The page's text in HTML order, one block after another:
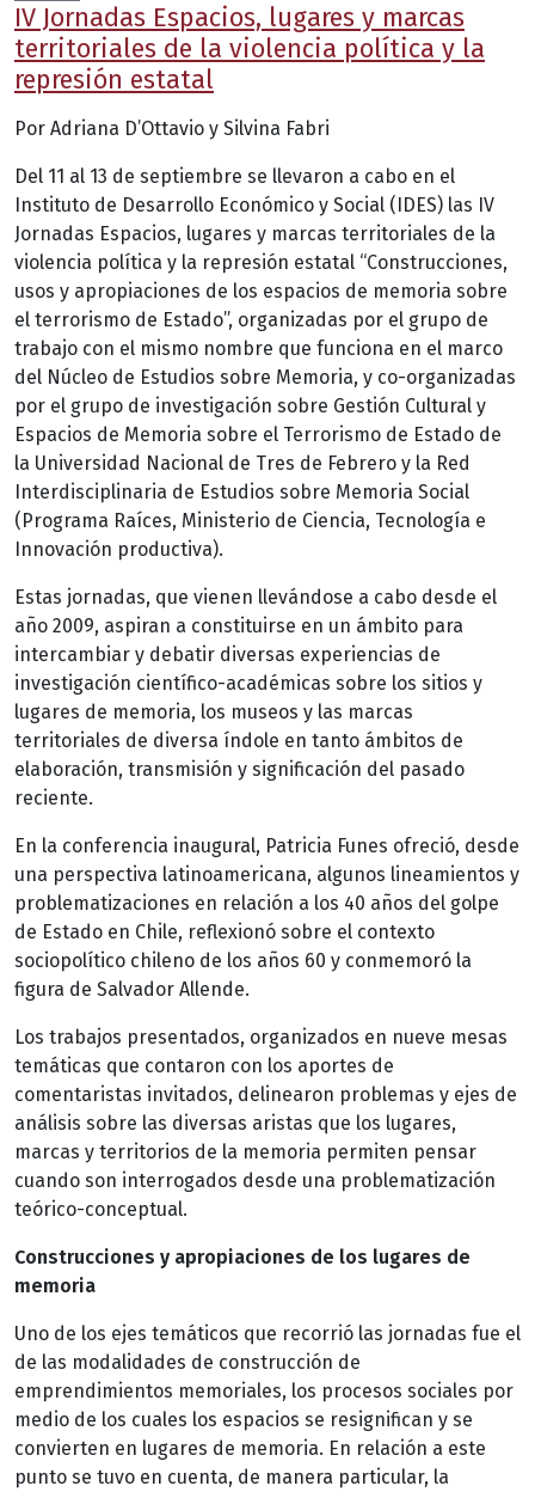
IV Jornadas Espacios, lugares y marcas
territoriales de la violencia política y la
represión estatal
Por Adriana D’Ottavio y Silvina Fabri
Del 11 al 13 de septiembre se llevaron a cabo en el
Instituto de Desarrollo Económico y Social (IDES) las IV
Jornadas Espacios, lugares y marcas territoriales de la
violencia política y la represión estatal “Construcciones,
usos y apropiaciones de los espacios de memoria sobre
el terrorismo de Estado”, organizadas por el grupo de
trabajo con el mismo nombre que funciona en el marco
del Núcleo de Estudios sobre Memoria, y co-organizadas
por el grupo de investigación sobre Gestión Cultural y
Espacios de Memoria sobre el Terrorismo de Estado de
la Universidad Nacional de Tres de Febrero y la Red
Interdisciplinaria de Estudios sobre Memoria Social
(Programa Raíces, Ministerio de Ciencia, Tecnología e
Innovación productiva).
Estas jornadas, que vienen llevándose a cabo desde el
año 2009, aspiran a constituirse en un ámbito para
intercambiar y debatir diversas experiencias de
investigación científico-académicas sobre los sitios y
lugares de memoria, los museos y las marcas
territoriales de diversa índole en tanto ámbitos de
elaboración, transmisión y significación del pasado
reciente.
En la conferencia inaugural, Patricia Funes ofreció, desde
una perspectiva latinoamericana, algunos lineamientos y
problematizaciones en relación a los 40 años del golpe
de Estado en Chile, reflexionó sobre el contexto
sociopolítico chileno de los años 60 y conmemoró la
figura de Salvador Allende.
Los trabajos presentados, organizados en nueve mesas
temáticas que contaron con los aportes de
comentaristas invitados, delinearon problemas y ejes de
análisis sobre las diversas aristas que los lugares,
marcas y territorios de la memoria permiten pensar
cuando son interrogados desde una problematización
teórico-conceptual.
Construcciones y apropiaciones de los lugares de
memoria
Uno de los ejes temáticos que recorrió las jornadas fue el
de las modalidades de construcción de
emprendimientos memoriales, los procesos sociales por
medio de los cuales los espacios se resignifican y se
convierten en lugares de memoria. En relación a este
punto se tuvo en cuenta, de manera particular, la